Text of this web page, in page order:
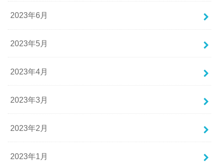
2023年6月
2023年5月
2023年4月
2023年3月
2023年2月
2023年1月